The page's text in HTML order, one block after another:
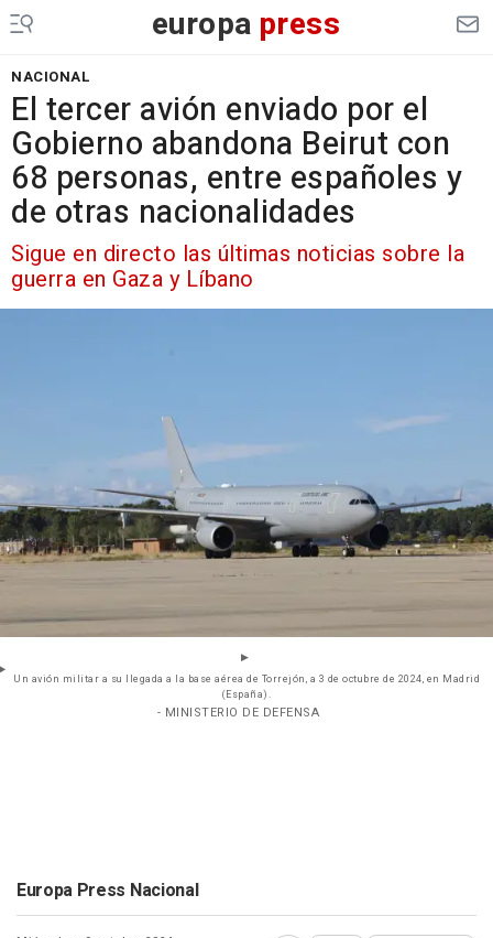
europa press
NACIONAL
El tercer avión enviado por el
Gobierno abandona Beirut con
68 personas, entre españoles y
de otras nacionalidades
Sigue en directo las últimas noticias sobre la
guerra en Gaza y Líbano
Un avión militar a su llegada a la base aérea de Torrejón, a 3 de octubre de 2024, en Madrid
(España).
- MINISTERIO DE DEFENSA
Europa Press Nacional